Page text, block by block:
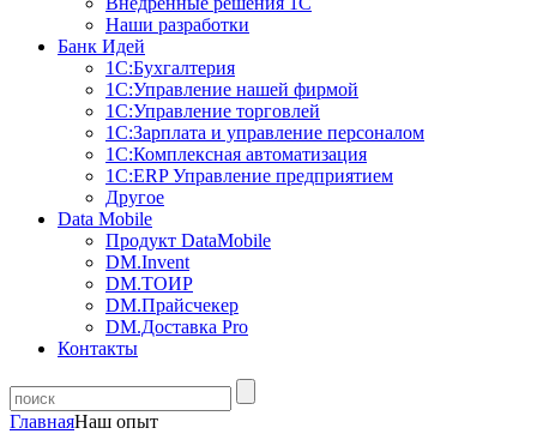
Наши разработки
Банк Идей
1С:Бухгалтерия
1С:Управление нашей фирмой
1С:Управление торговлей
1С:Зарплата и управление персоналом
1С:Комплексная автоматизация
1С:ERP Управление предприятием
Другое
Data Mobile
Продукт DataMobile
DM.Invent
DM.ТОИР
DM.Прайсчекер
DM.Доставка Pro
Контакты
ГлавнаяНаш опыт